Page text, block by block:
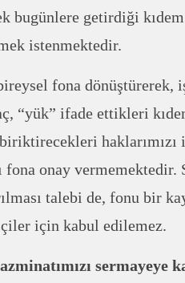
bugünlere getirdiği
istenmektedir.
fona dönüştürerek,
“yük” ifade ettikleri
onay vermemektedir.
talebi de, fonu bir
için kabul edilemez.
sermayeye